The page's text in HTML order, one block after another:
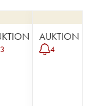
3
AUKTION
4